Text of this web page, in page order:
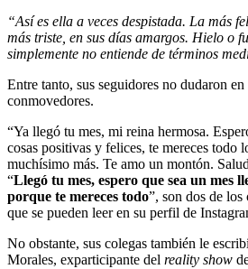
“Así es ella a veces despistada. La más
más triste, en sus días amargos. Hielo o
simplemente no entiende de términos
Entre tanto, sus seguidores no dudaron
conmovedores.
“Ya llegó tu mes, mi reina hermosa.
cosas positivas y felices, te mereces todo
muchísimo más. Te amo un montón.
“Llegó tu mes, espero que sea un mes
porque te mereces todo”, son dos de los
que se pueden leer en su perfil de
No obstante, sus colegas también le
Morales, exparticipante del reality show